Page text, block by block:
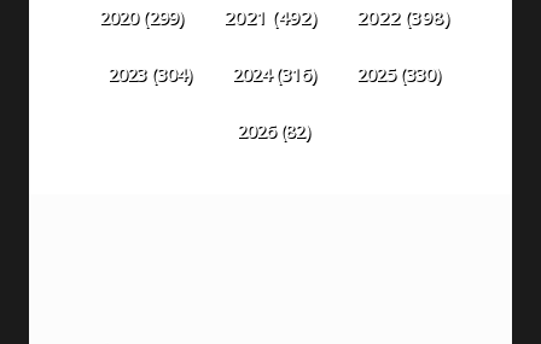
2020(299) 2021 (492) 2022(398)
2023(304) 2024(316) 2025(330)
2026(82)